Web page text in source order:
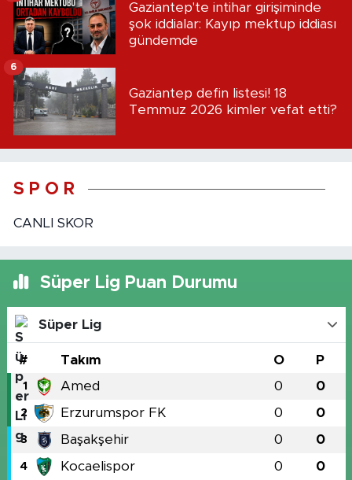
Gaziantep'te intihar girişiminde
şok iddialar: Kayıp mektup iddiası
gündemde
Gaziantep defin listesi! 18
Temmuz 2026 kimler vefat etti?
6
S P O R
CANLI SKOR
Süper Lig Puan Durumu
Süper Lig
# Takım O P
1 Amed 0 0
2 Erzurumspor FK 0 0
3 Başakşehir 0 0
4 Kocaelispor 0 0